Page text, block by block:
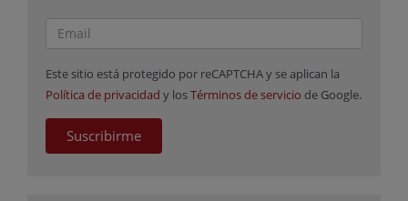
Este sitio está protegido por reCAPTCHA y se aplican la
Política de privacidad y losTérminos de servicio de Google.
Suscribirme